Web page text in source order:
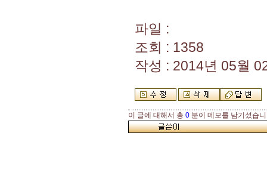
파일 :
조회 : 1358
작성 : 2014년 05월
이 글에 대해서 총 0 분이 메모를 남기셨습